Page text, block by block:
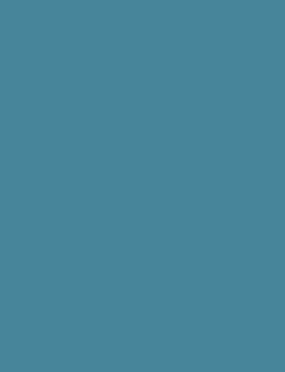
L’introduction de François
pertinence que le jardin est
Claude Lefèvre a débuté son
1966 au journal »France Soir ».
exposition au Musée des Arts
lors,et avant même de
d’errance humanitaire à la
d’Afrique,d’Amérique et
autant de sujets d’exposition